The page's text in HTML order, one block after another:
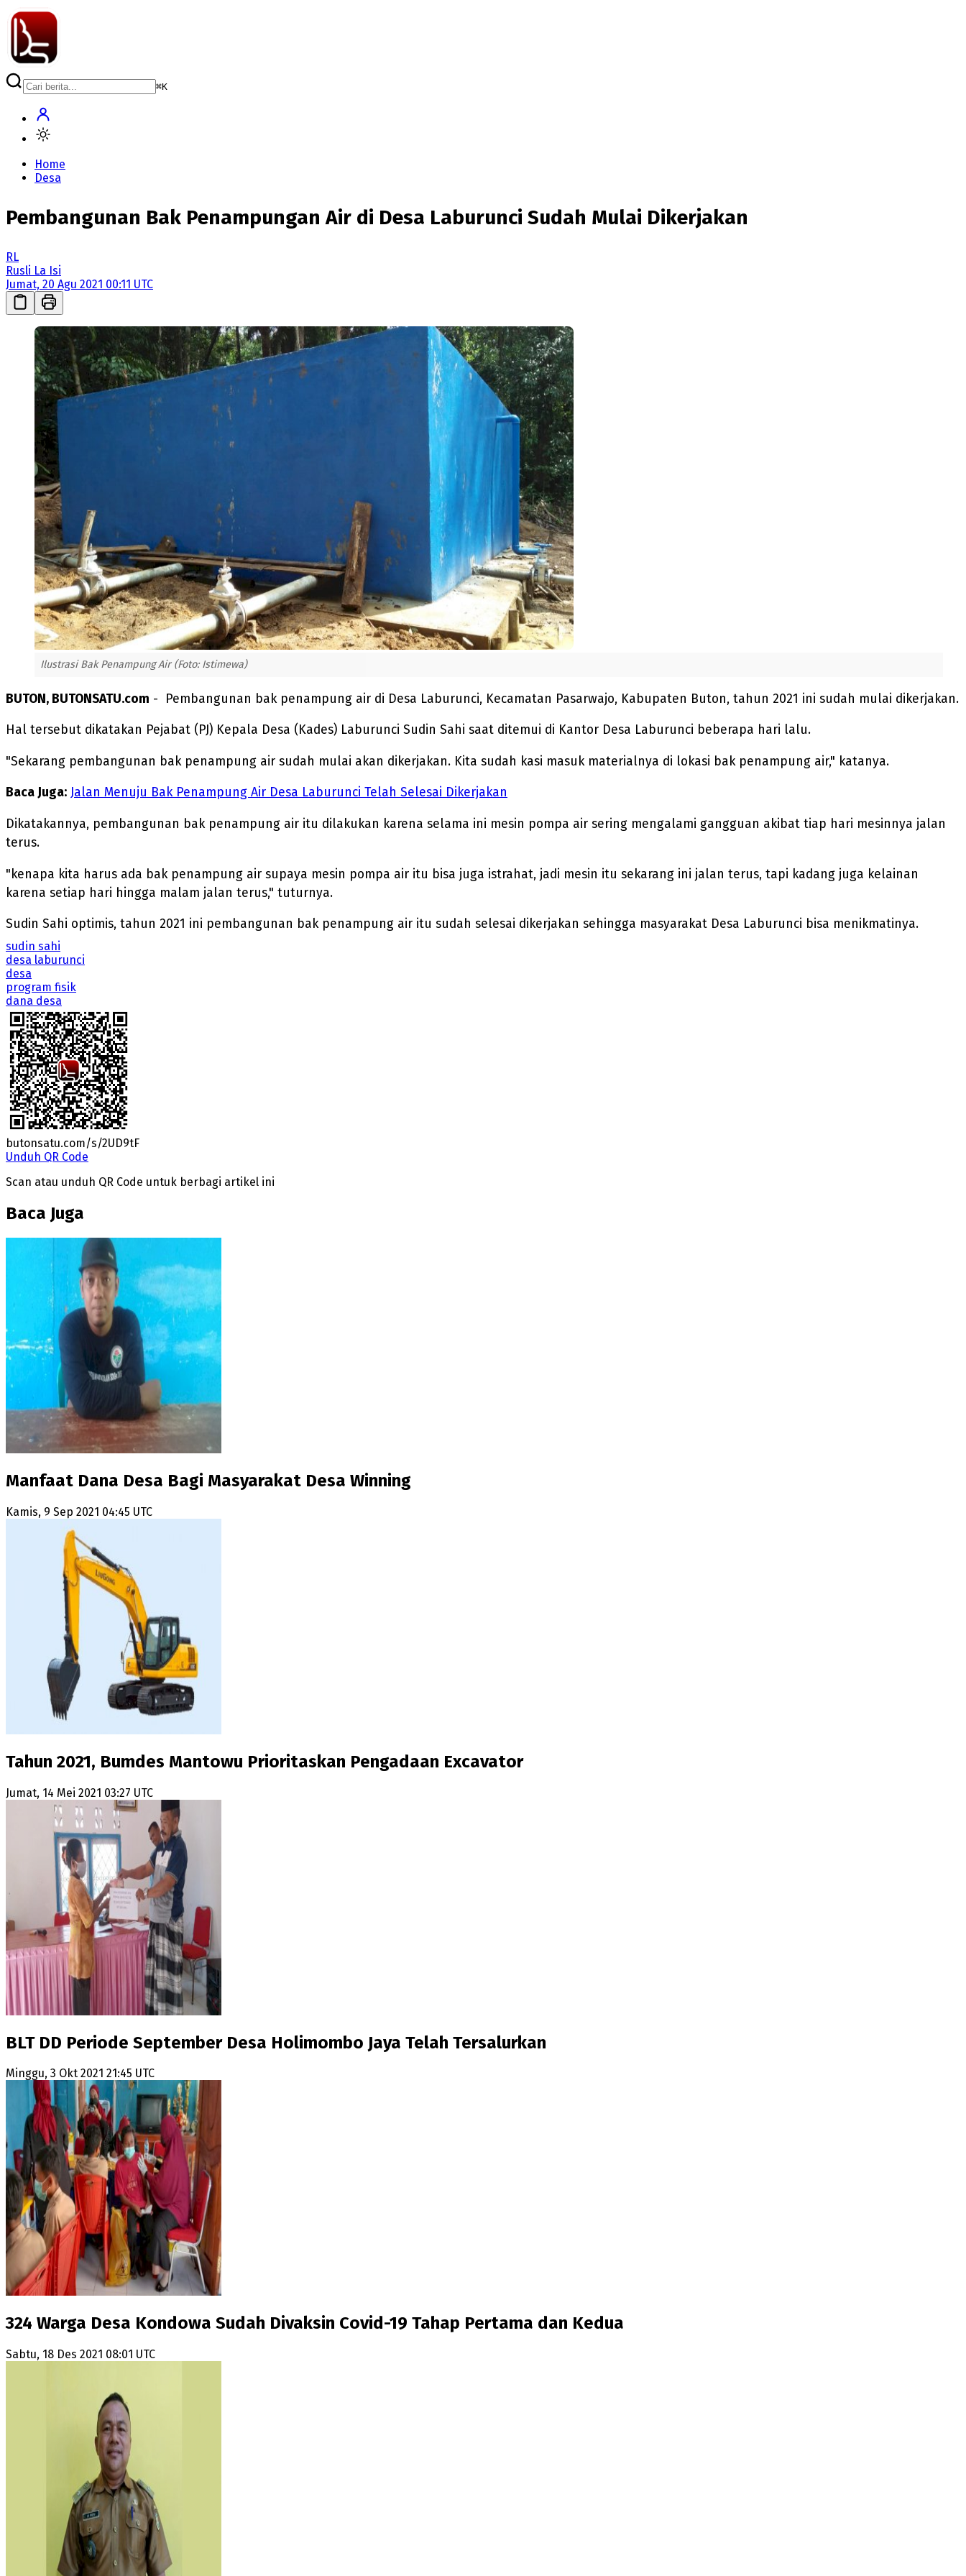
⌘K
Home
Desa
Pembangunan Bak Penampungan Air di Desa Laburunci Sudah Mulai Dikerjakan
RL
Rusli La Isi
Jumat, 20 Agu 2021 00:11 UTC
Ilustrasi Bak Penampung Air (Foto: Istimewa)
BUTON, BUTONSATU.com - Pembangunan bak penampung air di Desa Laburunci, Kecamatan Pasarwajo, Kabupaten Buton, tahun 2021 ini sudah mulai dikerjakan.
Hal tersebut dikatakan Pejabat (PJ) Kepala Desa (Kades) Laburunci Sudin Sahi saat ditemui di Kantor Desa Laburunci beberapa hari lalu.
"Sekarang pembangunan bak penampung air sudah mulai akan dikerjakan. Kita sudah kasi masuk materialnya di lokasi bak penampung air," katanya.
Baca Juga: Jalan Menuju Bak Penampung Air Desa Laburunci Telah Selesai Dikerjakan
Dikatakannya, pembangunan bak penampung air itu dilakukan karena selama ini mesin pompa air sering mengalami gangguan akibat tiap hari mesinnya jalan
terus.
"kenapa kita harus ada bak penampung air supaya mesin pompa air itu bisa juga istrahat, jadi mesin itu sekarang ini jalan terus, tapi kadang juga kelainan
karena setiap hari hingga malam jalan terus," tuturnya.
Sudin Sahi optimis, tahun 2021 ini pembangunan bak penampung air itu sudah selesai dikerjakan sehingga masyarakat Desa Laburunci bisa menikmatinya.
sudin sahi
desa laburunci
desa
program fisik
dana desa
butonsatu.com/s/2UD9tF
Unduh QR Code
Scan atau unduh QR Code untuk berbagi artikel ini
Baca Juga
Manfaat Dana Desa Bagi Masyarakat Desa Winning
Kamis, 9 Sep 2021 04:45 UTC
Tahun 2021, Bumdes Mantowu Prioritaskan Pengadaan Excavator
Jumat, 14 Mei 2021 03:27 UTC
BLT DD Periode September Desa Holimombo Jaya Telah Tersalurkan
Minggu, 3 Okt 2021 21:45 UTC
324 Warga Desa Kondowa Sudah Divaksin Covid-19 Tahap Pertama dan Kedua
Sabtu, 18 Des 2021 08:01 UTC